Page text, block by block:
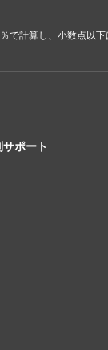
計算し、小数点以下
ポート